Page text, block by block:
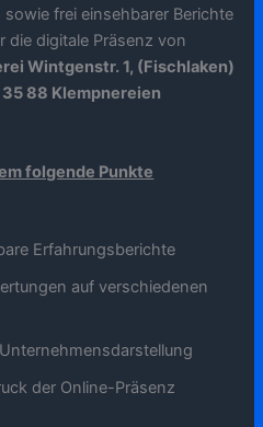
frei einsehbarer Berichte
die digitale Präsenz von
Wintgenstr. 1, (Fischlaken)
88 Klempnereien
folgende Punkte
Erfahrungsberichte
auf verschiedenen
der Online-Präsenz